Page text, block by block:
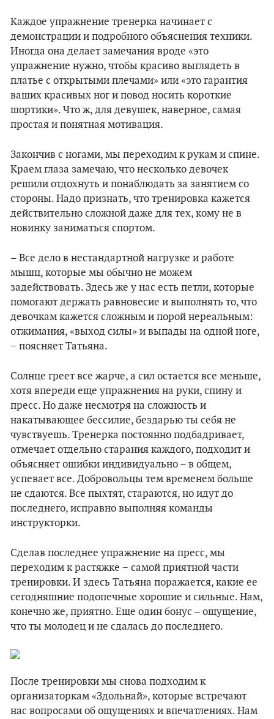
Каждое упражнение тренерка начинает с
демонстрации и подробного объяснения техники.
Иногда она делает замечания вроде «это
упражнение нужно, чтобы красиво выглядеть в
платье с открытыми плечами» или «это гарантия
ваших красивых ног и повод носить короткие
шортики». Что ж, для девушек, наверное, самая
простая и понятная мотивация.
Закончив с ногами, мы переходим к рукам и спине.
Краем глаза замечаю, что несколько девочек
решили отдохнуть и понаблюдать за занятием со
стороны. Надо признать, что тренировка кажется
действительно сложной даже для тех, кому не в
новинку заниматься спортом.
– Все дело в нестандартной нагрузке и работе
мышц, которые мы обычно не можем
задействовать. Здесь же у нас есть петли, которые
помогают держать равновесие и выполнять то, что
девочкам кажется сложным и порой нереальным:
отжимания, «выход силы» и выпады на одной ноге,
− поясняет Татьяна.
Солнце греет все жарче, а сил остается все меньше,
хотя впереди еще упражнения на руки, спину и
пресс. Но даже несмотря на сложность и
накатывающее бессилие, бездарью ты себя не
чувствуешь. Тренерка постоянно подбадривает,
отмечает отдельно старания каждого, подходит и
объясняет ошибки индивидуально – в общем,
успевает все. Добровольцы тем временем больше
не сдаются. Все пыхтят, стараются, но идут до
последнего, исправно выполняя команды
инструкторки.
Сделав последнее упражнение на пресс, мы
переходим к растяжке − самой приятной части
тренировки. И здесь Татьяна поражается, какие ее
сегодняшние подопечные хорошие и сильные. Нам,
конечно же, приятно. Еще один бонус – ощущение,
что ты молодец и не сдалась до последнего.
После тренировки мы снова подходим к
организаторкам «Здольнай», которые встречают
нас вопросами об ощущениях и впечатлениях. Нам